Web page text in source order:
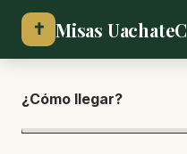
✝ Misas UachateC
¿Cómo llegar?